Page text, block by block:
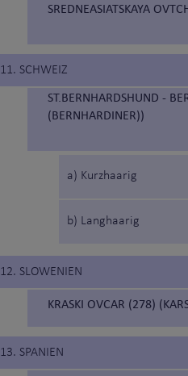
SREDNEASIATSKAYA
11. SCHWEIZ
ST.BERNHARDSHUND -
(BERNHARDINER))
a) Kurzhaarig
b) Langhaarig
12. SLOWENIEN
KRASKI OVCAR (278)
13. SPANIEN